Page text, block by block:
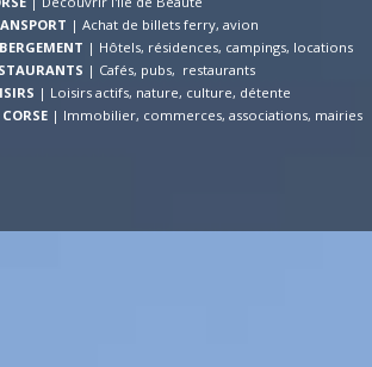
| Achat de billets ferry, avion
| Hôtels, résidences, campings, locations
| Cafés, pubs, restaurants
| Loisirs actifs, nature, culture, détente
CORSE | Immobilier, commerces, associations, mairies